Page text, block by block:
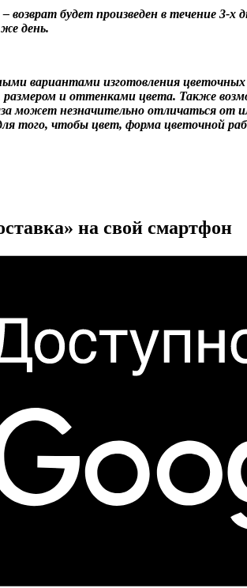
возврат будет произведен в течение
день.
вариантами изготовления
и оттенками цвета. Также
может незначительно отличаться
того, чтобы цвет, форма цветочной
на свой смартфон